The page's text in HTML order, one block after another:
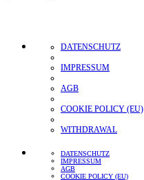
DATENSCHUTZ
IMPRESSUM
AGB
COOKIE POLICY (EU)
WITHDRAWAL
DATENSCHUTZ
IMPRESSUM
AGB
COOKIE POLICY (EU)